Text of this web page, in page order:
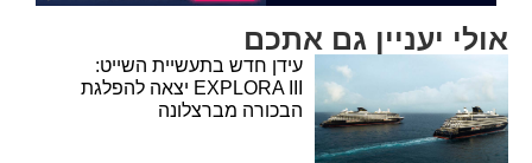
אולי יעניין גם אתכם
עידן חדש בתעשיית השייט:
EXPLORA III יצאה להפלגת
הבכורה מברצלונה